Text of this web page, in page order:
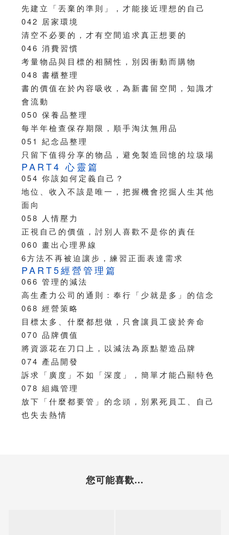
先建立「丟棄的準則」，才能接近理想的自己
042 居家環境
清空不必要的，才有空間追求真正想要的
046 消費習慣
考量物品與目標的相關性，別因衝動而購物
048 書櫃整理
書的價值在於內容吸收，為新書留空間，知識才
會流動
050 保養品整理
每半年檢查保存期限，順手淘汰無用品
051 紀念品整理
只留下值得分享的物品，避免製造回憶的垃圾場
PART4 心靈篇
054 你該如何定義自己？
地位、收入不該是唯一，把握機會挖掘人生其他
面向
058 人情壓力
正視自己的價值，討別人喜歡不是你的責任
060 畫出心理界線
6方法不再被迫讓步，練習正面表達需求
PART5經營管理篇
066 管理的減法
高生產力公司的通則：奉行「少就是多」的信念
068 經營策略
目標太多、什麼都想做，只會讓員工疲於奔命
070 品牌價值
將資源花在刀口上，以減法為原點塑造品牌
074 產品開發
訴求「廣度」不如「深度」，簡單才能凸顯特色
078 組織管理
放下「什麼都要管」的念頭，別累死員工、自己
也失去熱情
您可能喜歡...